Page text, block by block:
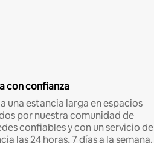
con confianza
una estancia larga en espacios
por nuestra comunidad de
confiables y con un servicio de
las 24 horas, 7 días a la semana.